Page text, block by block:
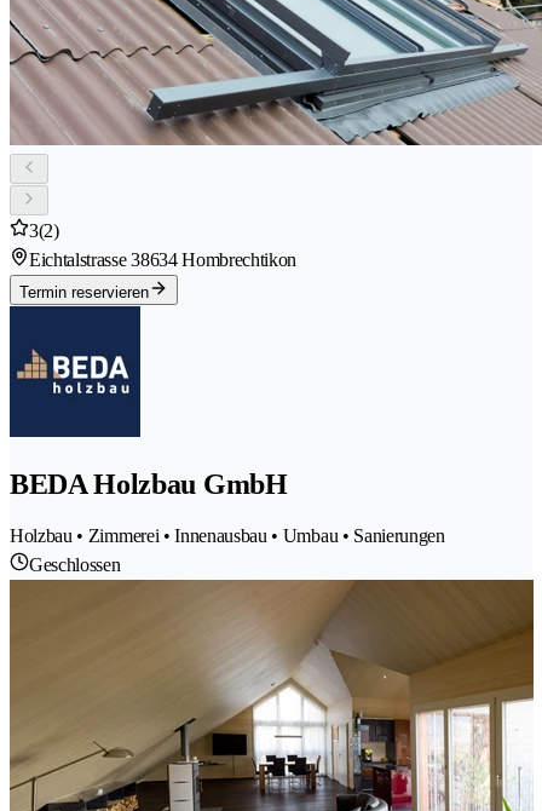
3(2)
Eichtalstrasse 38634 Hombrechtikon
Termin reservieren
BEDA Holzbau GmbH
Holzbau • Zimmerei • Innenausbau • Umbau • Sanierungen
Geschlossen